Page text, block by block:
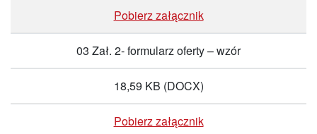
Pobierz załącznik
03 Zał. 2- formularz oferty – wzór
18,59 KB (DOCX)
Pobierz załącznik